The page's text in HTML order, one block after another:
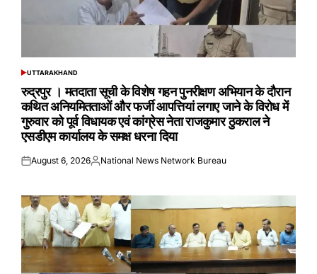
POSTED
UTTARAKHAND
रुद्रपुर । मतदाता सूची के विशेष गहन पुनरीक्षण अभियान के दौरान
कथित अनियमितताओं और फर्जी आपत्तियां लगाए जाने के विरोध में
गुरुवार को पूर्व विधायक एवं कांग्रेस नेता राजकुमार ठुकराल ने
एसडीएम कार्यालय के समक्ष धरना दिया
Posted
August 6, 2026Posted
National News Network Bureau